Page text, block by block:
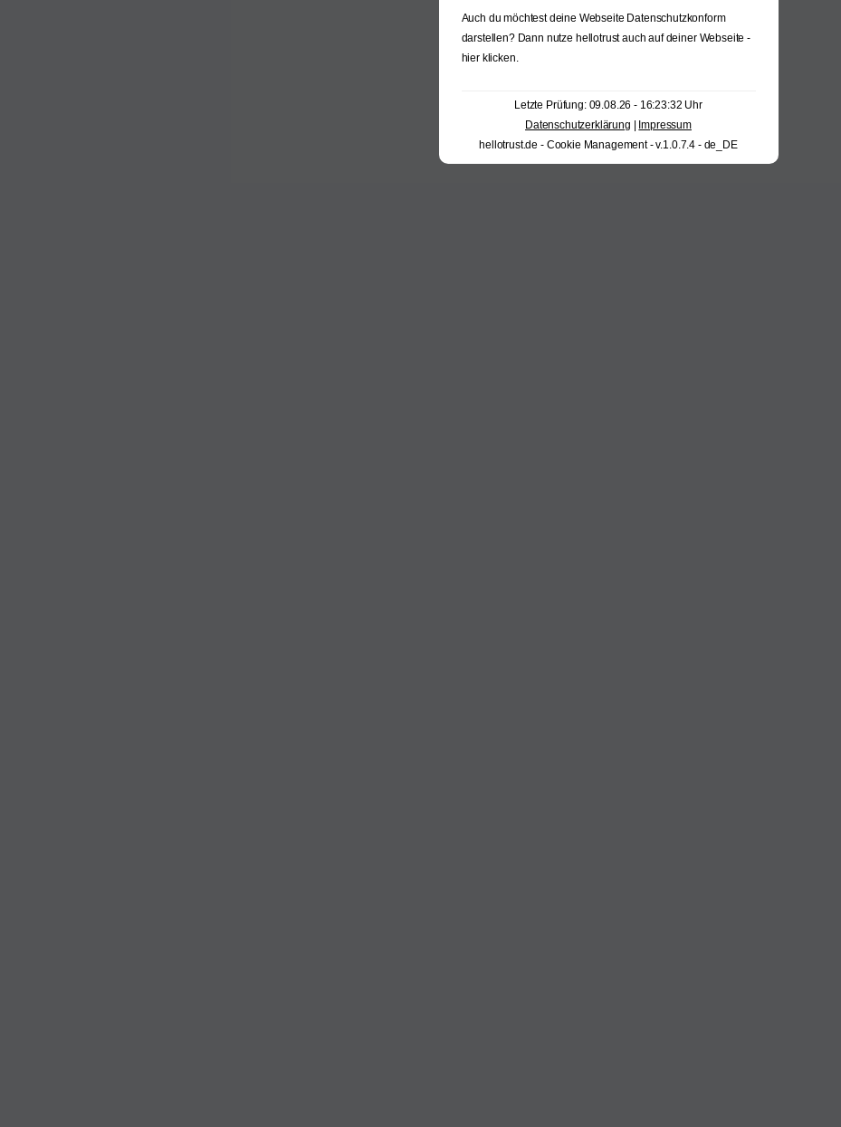
Auch du möchtest deine Webseite Datenschutzkonform
darstellen? Dann nutze hellotrust auch auf deiner Webseite -
hier klicken.
Letzte Prüfung: 09.08.26 - 16:23:32 Uhr
Datenschutzerklärung
Impressum
hellotrust.de - Cookie Management - v.1.0.7.4 - de_DE